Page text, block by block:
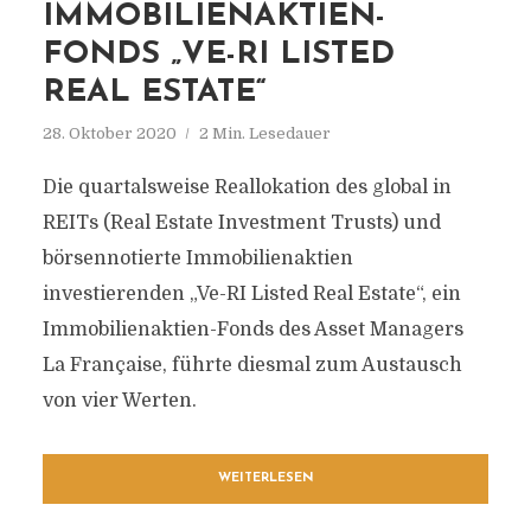
IMMOBILIENAKTIEN-
FONDS „VE-RI LISTED
REAL ESTATE“
28. Oktober 2020 2 Min. Lesedauer
Die quartalsweise Reallokation des global in
REITs (Real Estate Investment Trusts) und
börsennotierte Immobilienaktien
investierenden „Ve-RI Listed Real Estate“, ein
Immobilienaktien-Fonds des Asset Managers
La Française, führte diesmal zum Austausch
von vier Werten.
WEITERLESEN